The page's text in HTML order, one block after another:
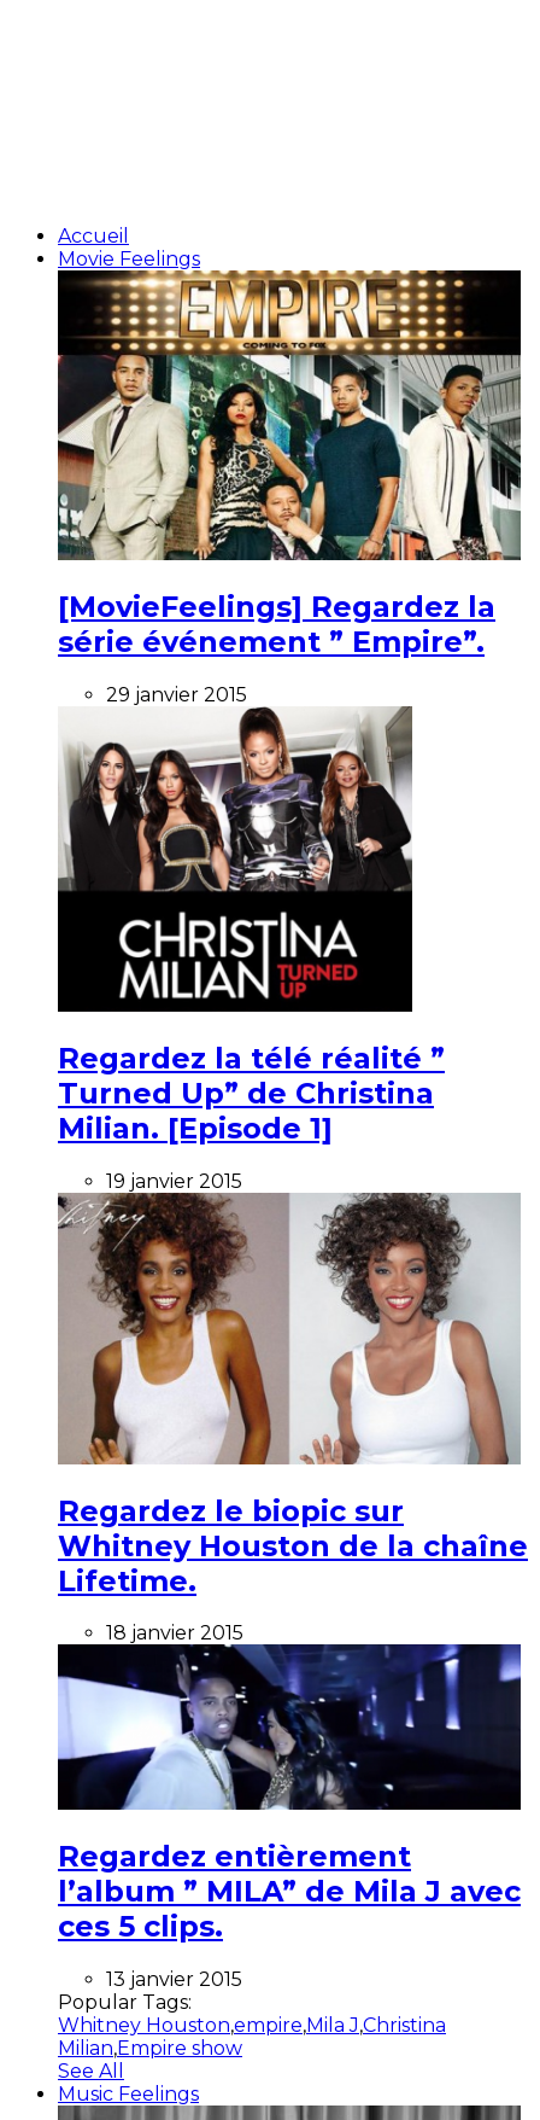
Accueil
Movie Feelings
[MovieFeelings] Regardez la
série événement ” Empire”.
29 janvier 2015
Regardez la télé réalité ”
Turned Up” de Christina
Milian. [Episode 1]
19 janvier 2015
Regardez le biopic sur
Whitney Houston de la chaîne
Lifetime.
18 janvier 2015
Regardez entièrement
l’album ” MILA” de Mila J avec
ces 5 clips.
13 janvier 2015
Popular Tags:
Whitney Houston,empire,Mila J,Christina
Milian,Empire show
See All
Music Feelings